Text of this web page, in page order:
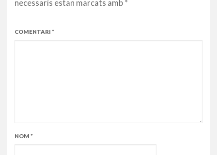
necessaris estan marcats amb *
COMENTARI *
NOM *